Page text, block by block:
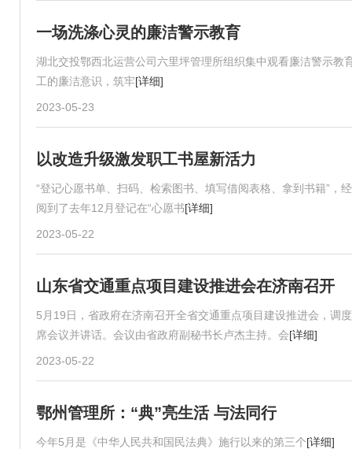
一场洗涤心灵的廉洁警示教育
湖北交投鄂西北运营公司六里坪管理所组织集中观看廉洁警示教
工的廉洁意识，筑牢[详细]
2023-05-23
以改造升级激发职工书屋新活力
“登记心愿书单、扫码、检索图书、填写借阅表格、拿到书籍”
阅到了去年12月登记在“心愿书[详细]
2023-05-22
山东省交通重点项目建设推进会在济南召开
5月19日，省政府在济南召开全省交通重点项目建设推进会，调
席会议并讲话。会议由省政府副秘书长卢杰主持。会[详细]
2023-05-22
鄂州管理所：“典”亮生活 与法同行
今年5月是《中华人民共和国民法典》施行以来的第三个[详细]